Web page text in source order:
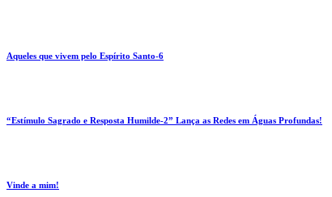
Aqueles que vivem pelo Espírito Santo-6
“Estímulo Sagrado e Resposta Humilde-2” Lança as Redes em Águas Profundas!
Vinde a mim!